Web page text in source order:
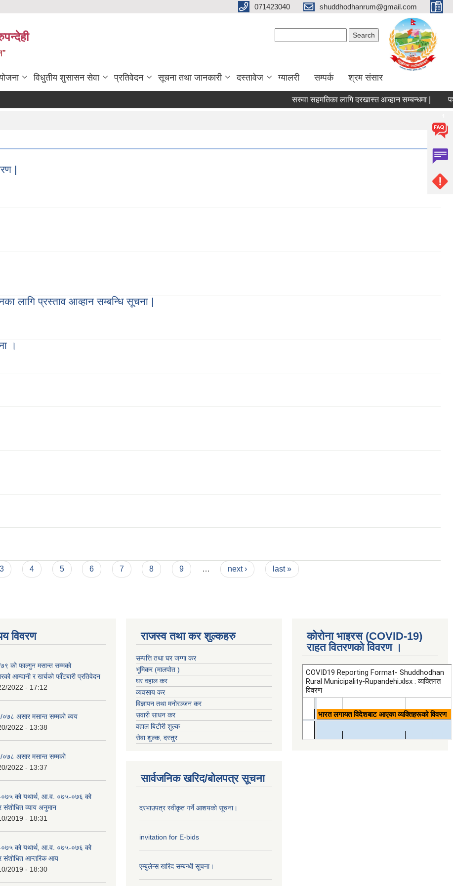
071423040 shuddhodhanrum@gmail.com
विधुतीय शुसासन सेवा प्रतिवेदन सूचना तथा जानकारी दस्तावेज ग्यालरी सम्पर्क श्रम संसार
सरुवा सहमतिका लागि दरखास्त आव्हान सम्बन्धमा | पशु सेवा
|
लागि प्रस्ताव आव्हान सम्बन्धि सूचना |
।
3 4 5 6 7 8 9 … next › last »
विवरण
को फाल्गुन मसान्त सम्मको
आम्दानी र खर्चको फाँटबारी प्रतिवेदन
2022 - 17:12
असार मसान्त सम्मको व्यय
2022 - 13:38
असार मसान्त सम्मको
2022 - 13:37
को यथार्थ, आ.व. ०७५-०७६ को
संशोधित व्याय अनुमान
2019 - 18:31
को यथार्थ, आ.व. ०७५-०७६ को
संशोधित आन्तरिक आय
2019 - 18:30
राजस्व तथा कर शुल्कहरु
सम्पत्ति तथा घर जग्गा कर
भूमिकर (मालपोत )
घर वहाल कर
व्यवसाय कर
विज्ञापन तथा मनोरञ्जन कर
सवारी साधन कर
वहाल बिटौरी शुल्क
सेवा शुल्क, दस्तुर
सार्वजनिक खरिद/बोलपत्र सूचना
दरभाउपत्र स्वीकृत गर्ने आशयको सूचना।
invitation for E-bids
एम्बुलेन्स खरिद सम्बन्धी सूचना।
कोरोना भाइरस (COVID-19)
राहत वितरणको विवरण ।